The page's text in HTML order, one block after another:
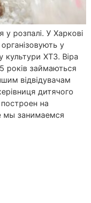
у розпалі. У Харкові
у
культури ХТЗ. Віра
років займаються
відвідувачам
дитячого
на
мы занимаемся